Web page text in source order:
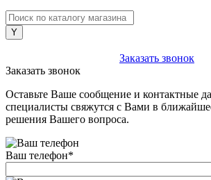
Заказать звонок
Заказать звонок
Оставьте Ваше сообщение и контактные
специалисты свяжутся с Вами в
решения Вашего вопроса.
Ваш телефон*